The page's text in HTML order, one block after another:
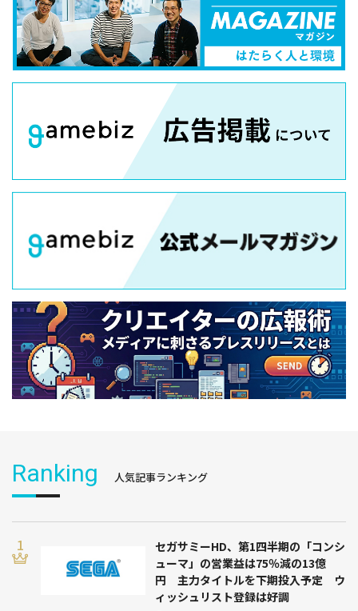
Ranking 人気記事ランキング
セガサミーHD、第1四半期の「コンシ
ューマ」の営業益は75％減の13億
円 主力タイトルを下期投入予定 ウ
ィッシュリスト登録は好調